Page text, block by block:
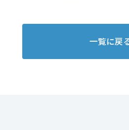
一覧に戻